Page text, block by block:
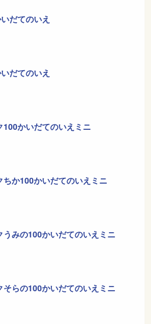
だてのいえ
だてのいえ
100かいだてのいえミニ
ちか100かいだてのいえミニ
うみの100かいだてのいえミニ
そらの100かいだてのいえミニ